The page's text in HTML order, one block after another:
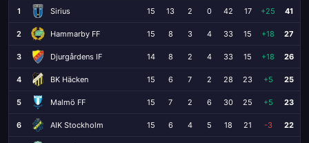
1 Sirius 15 13 2 0 42 17 +25 41
2 Hammarby FF 15 8 3 4 33 15 +18 27
3 Djurgårdens IF 14 8 2 4 33 15 +18 26
4 BK Häcken 15 6 7 2 28 23 +5 25
5 Malmö FF 15 7 2 6 30 25 +5 23
6 AIK Stockholm 15 6 4 5 18 21 -3 22